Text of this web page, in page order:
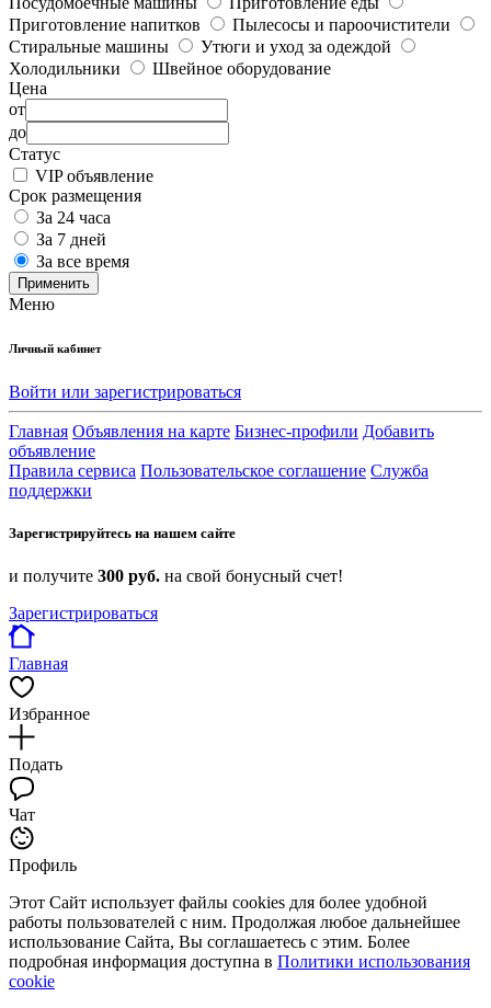
Приготовление напитков
Пылесосы и пароочистители
Стиральные машины
Утюги и уход за одеждой
Холодильники
Швейное оборудование
Цена
от
до
Статус
VIP объявление
Срок размещения
За 24 часа
За 7 дней
За все время
Применить
Меню
Личный кабинет
Войти или зарегистрироваться
Главная Объявления на карте Бизнес-профили Добавить
объявление
Правила сервиса Пользовательское соглашение Служба
поддержки
Зарегистрируйтесь на нашем сайте
и получите 300 руб. на свой бонусный счет!
Зарегистрироваться
Главная
Избранное
Подать
Чат
Профиль
Этот Сайт использует файлы cookies для более удобной
работы пользователей с ним. Продолжая любое дальнейшее
использование Сайта, Вы соглашаетесь с этим. Более
подробная информация доступна в Политики использования
cookie